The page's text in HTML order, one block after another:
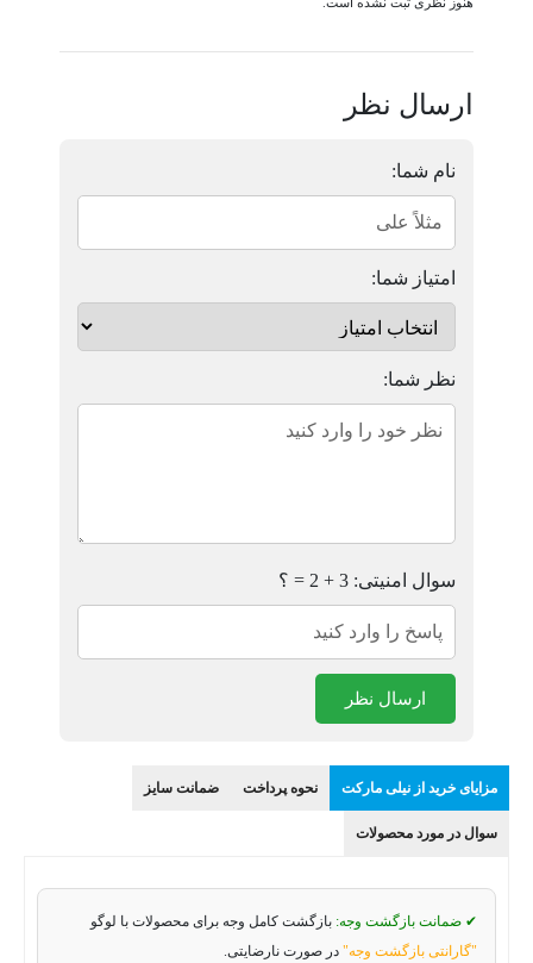
ارسال نظر
نام شما:
امتیاز شما:
نظر شما:
سوال امنیتی: 3 + 2 = ؟
ارسال نظر
مزایای خرید از نیلی مارکت نحوه پرداخت ضمانت سایز
سوال در مورد محصولات
✔ ضمانت بازگشت وجه: بازگشت کامل وجه برای محصولات با لوگو
"گارانتی بازگشت وجه" در صورت نارضایتی.